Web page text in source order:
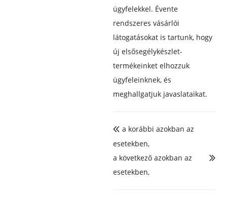
ügyfelekkel. Évente
rendszeres vásárlói
látogatásokat is tartunk, hogy
új elsősegélykészlet-
termékeinket elhozzuk
ügyfeleinknek, és
meghallgatjuk javaslataikat.
 a korábbi azokban az
esetekben,

a következő azokban az
esetekben,